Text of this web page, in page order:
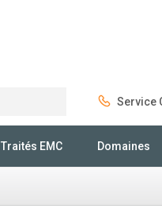
Service
Traités EMC Domaines